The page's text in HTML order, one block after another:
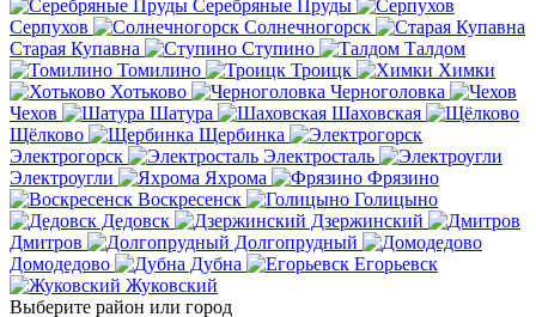
Серебряные Пруды
Серпухов
Солнечногорск
Старая Купавна
Ступино
Талдом
Томилино
Троицк
Химки
Хотьково
Черноголовка
Чехов
Шатура
Шаховская
Щёлково
Щербинка
Электрогорск
Электросталь
Электроугли
Яхрома
Фрязино
Воскресенск
Голицыно
Дедовск
Дзержинский
Дмитров
Долгопрудный
Домодедово
Дубна
Егорьевск
Жуковский
Выберите район или город